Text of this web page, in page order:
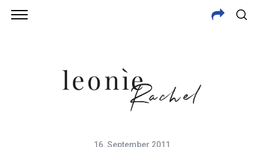
16. September 2011